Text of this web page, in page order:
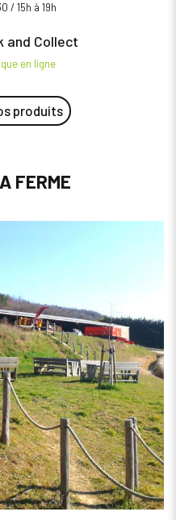
/ 15h à 19h
and Collect
en ligne
produits
FERME